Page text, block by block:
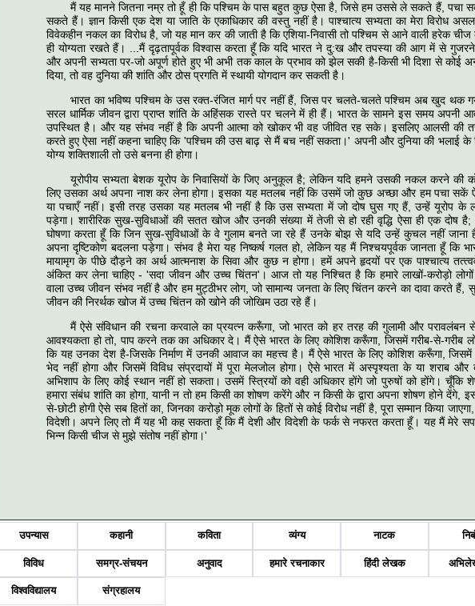
मैं यह मानने जितना नम्र तो हूँ ही कि पश्चिम के पास बहुत कुछ ऐसा है, जिसे हम उससे ले सकते हैं, पचा
सकते हैं। ज्ञान किसी एक देश या जाति के एकाधिकार की वस्‍तु नहीं है। पाश्‍चात्‍य सभ्‍यता का मेरा विरोध
विवेकहीन नकल का विरोध है, जो यह मान कर की जाती है कि एशिया-निवासी तो पश्चिम से आने वाली हरेक
ही योग्‍यता रखते हैं। ...मैं दृढ़तापूर्वक विश्‍वास करता हूँ कि यदि भारत ने दु:ख और तपस्‍या की आग में से गुजरने
और अपनी सभ्‍यता पर-जो अपूर्ण होते हुए भी अभी तक काल के प्रभाव को झेल सकी है-किसी भी दिशा से कोई
दिया, तो वह दुनिया की शांति और ठोस प्रगति में स्‍थायी योगदान कर सकती है।
भारत का भविष्‍य पश्चिम के उस रक्‍त-रंजित मार्ग पर नहीं हैं, जिस पर चलते-चलते पश्चिम अब खुद थक
सरल धार्मिक जीवन द्वारा प्राप्‍त शांति के अहिंसक रास्‍ते पर चलने में ही हैं। भारत के सामने इस समय अपनी
उपस्थित है। और यह संभव नहीं है कि अपनी आत्‍मा को खोकर भी वह जीवित रह स‍के। इसलिए आलसी की
करते हुए ऐसा नहीं कहना चाहिए कि 'पश्चिम की उस बाढ़ से मैं बच नहीं सकता।' अपनी और दुनिया की भलाई के
योग्‍य शक्तिशाली तो उसे बनना ही होगा।
यूरोपीय सभ्‍यता बेशक यूरोप के निवासियों के जिए अनुकूल है; लेकिन यदि हमने उसकी नकल करने की
लिए उसका अर्थ अपना नाश कर लेना होगा। इसका यह मतलब नहीं कि उसमें जो कुछ अच्‍छा और हम पचा सकें
या पचाएँ नहीं। इसी तर‍ह उसका यह मतलब भी नहीं है कि उस सभ्‍यता में जो दोष घुस गए हैं, उन्‍हें यूरोप के
पड़ेगा। शारीरिक सुख-सुविधाओं की सतत खोज और उनकी संख्‍या में तेजी से हो रही वृद्धि ऐसा ही एक दोष
घोषणा करता हूँ कि जिन सुख-सुविधाओं के वे गुलाम बनते जा रहे हैं उनके बोझ से यदि उन्‍हें कुचल नहीं जाना है,
अपना दृष्टिकोण बदलना पड़ेगा। संभव है मेरा यह निष्‍कर्ष गलत हो, लेकिन यह मैं निश्‍चयपूर्वक जानता हूँ कि
मायामृग के पीछे दौड़ने का अर्थ आत्‍मनाश के सिवा और कुछ न होगा। हमें अपने हृदयों पर एक पाश्‍चात्‍य
अंकित कर लेना चाहिए - 'सदा जीवन और उच्‍च चिंतन'। आज तो यह निश्चित है कि हमारे लाखों-करोड़ो
वाला उच्‍च जीवन संभव नहीं है और हम मुट्ठीभर लोग, जो सामान्‍य जनता के लिए चिंतन करने का दावा करते हैं,
जीवन की निरर्थक खोज में उच्‍च चिंतन को खोने की जोखिम उठा रहे हैं।
मैं ऐसे संविधान की रचना करवाले का प्रयत्‍न करूँगा, जो भारत को हर तरह की गुलामी और
आवश्‍यकता हो तो, पाप करने तक का अधिकार दे। मैं ऐसे भारत के लिए कोशिश करूँगा, जिसमें गरीब-से-गरीब
कि यह उनका देश है-जिसके निर्माण में उनकी आवाज का महत्त्‍व है। मैं ऐसे भारत के लिए कोशिश करूँगा,
भेद नहीं होगा और जिसमें विविध संप्रदायों में पूरा मेलजोल होगा। ऐसे भारत में अस्‍पृश्‍यता के या शराब और
अभिशाप के लिए कोई स्‍थान नहीं हो सकता। उसमें स्त्रियों को वही अधिकार होंगे जो पुरुषों को होंगे। चूँकि
हमारा संबंध शांति का होगा, यानी न तो हम किसी का शोषण करेंगे और न किसी के द्वारा अपना शोषण होने देंगे,
से-छोटी होगी ऐसे सब हितों का, जिनका करोड़ो मूक लोगों के हितों से कोई विरोध नहीं है, पूरा सम्‍मान किया
विदेशी। अपने लिए तो मैं यह भी कह सकता हूँ कि मैं देशी और विदेशी के फर्क से नफरत करता हूँ। यह मैं मेरे
भिन्‍न किसी चीज से मुझे संतोष नहीं होगा।'
उपन्यास कहानी कविता व्यंग्य नाटक
विविध समग्र-संचयन अनुवाद हमारे रचनाकार हिंदी लेखक
विश्वविद्यालय संग्रहालय